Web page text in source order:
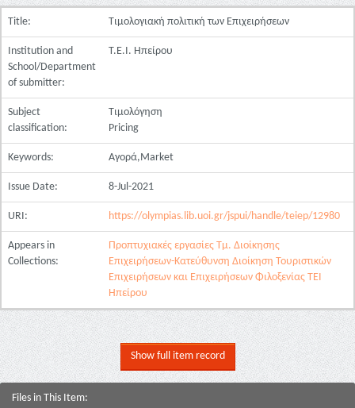
Title: Τιμολογιακή πολιτική των Επιχειρήσεων
Institution and
School/Department
of submitter:
Τ.Ε.Ι. Ηπείρου
Subject
classification:
Τιμολόγηση
Pricing
Keywords: Αγορά,Market
Issue Date: 8-Jul-2021
URI: https://olympias.lib.uoi.gr/jspui/handle/teiep/12980
Appears in
Collections:
Προπτυχιακές εργασίες Τμ. Διοίκησης
Επιχειρήσεων-Κατεύθυνση Διοίκηση Τουριστικών
Επιχειρήσεων και Επιχειρήσεων Φιλοξενίας ΤΕΙ
Ηπείρου
Show full item record
Files in This Item: